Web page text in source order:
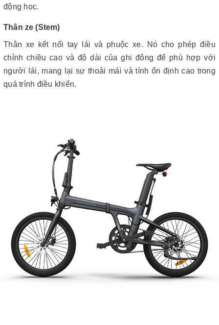
động học.
Thân ze (Stem)
Thân xe kết nối tay lái và phuộc xe. Nó cho phép điều
chỉnh chiều cao và độ dài của ghi đông để phù hợp với
người lái, mang lại sự thoải mái và tính ổn định cao trong
quá trình điều khiển.